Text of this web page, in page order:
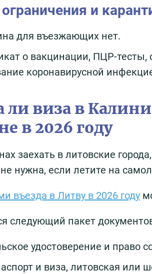
и
для въезжающих нет.
о вакцинации, ПЦР-
коронавирусной
виза в
в 2026 году
заехать в литовские
нужна, если летите на
въезда в Литву в 2026 году
следующий пакет
удостоверение и право
и виза, литовская